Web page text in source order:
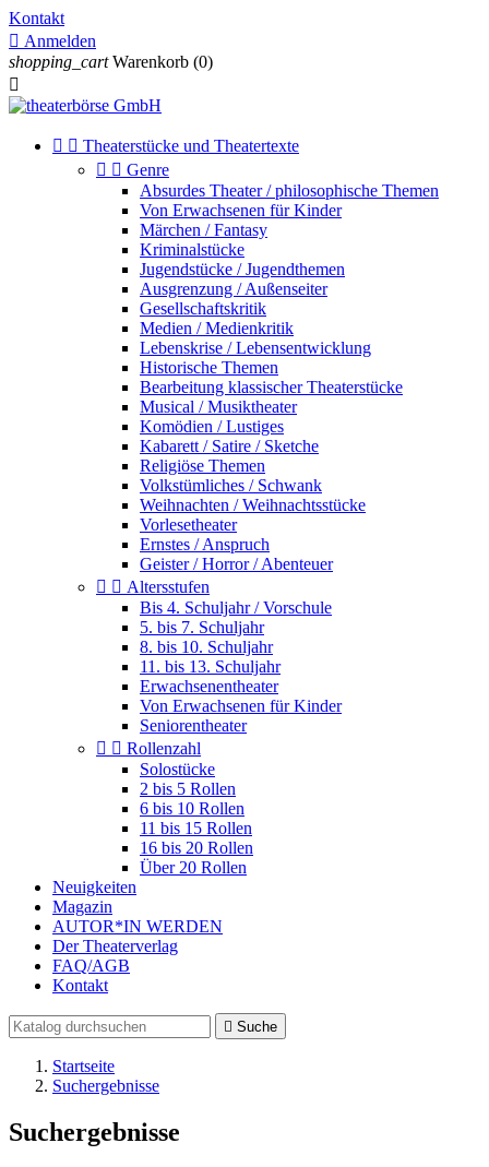
Kontakt
 Anmelden
shopping_cart Warenkorb (0)

  Theaterstücke und Theatertexte
  Genre
Absurdes Theater / philosophische Themen
Von Erwachsenen für Kinder
Märchen / Fantasy
Kriminalstücke
Jugendstücke / Jugendthemen
Ausgrenzung / Außenseiter
Gesellschaftskritik
Medien / Medienkritik
Lebenskrise / Lebensentwicklung
Historische Themen
Bearbeitung klassischer Theaterstücke
Musical / Musiktheater
Komödien / Lustiges
Kabarett / Satire / Sketche
Religiöse Themen
Volkstümliches / Schwank
Weihnachten / Weihnachtsstücke
Vorlesetheater
Ernstes / Anspruch
Geister / Horror / Abenteuer
  Altersstufen
Bis 4. Schuljahr / Vorschule
5. bis 7. Schuljahr
8. bis 10. Schuljahr
11. bis 13. Schuljahr
Erwachsenentheater
Von Erwachsenen für Kinder
Seniorentheater
  Rollenzahl
Solostücke
2 bis 5 Rollen
6 bis 10 Rollen
11 bis 15 Rollen
16 bis 20 Rollen
Über 20 Rollen
Neuigkeiten
Magazin
AUTOR*IN WERDEN
Der Theaterverlag
FAQ/AGB
Kontakt
 Suche
Startseite
Suchergebnisse
Suchergebnisse